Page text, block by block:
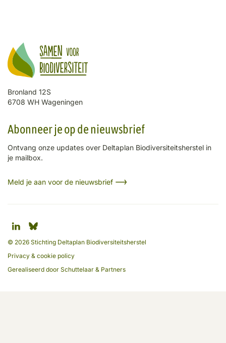
Bronland 12S
6708 WH Wageningen
Abonneer je op de nieuwsbrief
Ontvang onze updates over Deltaplan Biodiversiteitsherstel in
je mailbox.
Meld je aan voor de nieuwsbrief
© 2026 Stichting Deltaplan Biodiversiteitsherstel
Privacy & cookie policy
Gerealiseerd door Schuttelaar & Partners